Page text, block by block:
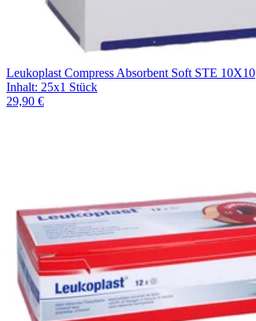
Leukoplast Compress Absorbent Soft STE 10X10
Inhalt: 25x1 Stück
29,90 €